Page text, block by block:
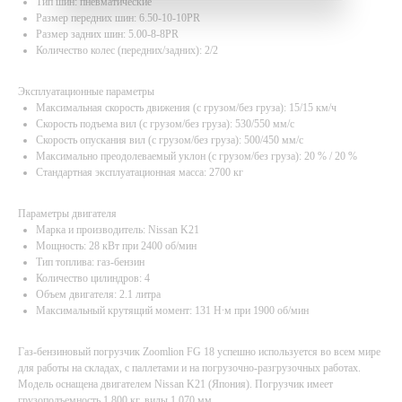
Размер передних шин: 6.50-10-10PR
Размер задних шин: 5.00-8-8PR
Количество колес (передних/задних): 2/2
Эксплуатационные параметры
Максимальная скорость движения (с грузом/без груза): 15/15 км/ч
Скорость подъема вил (с грузом/без груза): 530/550 мм/с
Скорость опускания вил (с грузом/без груза): 500/450 мм/с
Максимально преодолеваемый уклон (с грузом/без груза): 20 % / 20 %
Стандартная эксплуатационная масса: 2700 кг
Параметры двигателя
Марка и производитель: Nissan K21
Мощность: 28 кВт при 2400 об/мин
Тип топлива: газ-бензин
Количество цилиндров: 4
Объем двигателя: 2.1 литра
Максимальный крутящий момент: 131 Н∙м при 1900 об/мин
Газ-бензиновый погрузчик Zoomlion FG 18 успешно используется во всем мире
для работы на складах, с паллетами и на погрузочно-разгрузочных работах.
Модель оснащена двигателем Nissan K21 (Япония). Погрузчик имеет